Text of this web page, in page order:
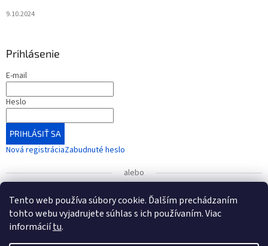
Tento web používa súbory cookie. Ďalším prechádzaním
tohto webu vyjadrujete súhlas s ich používaním. Viac
informáciítu.
UPOZORNENIE
bankového účtu, ktorá nadobudla platnosť od 1. januára
9.10.2024
Prihlásenie
E-mail
Heslo
PRIHLÁSIŤ SA
Nová registráciaZabudnuté heslo
alebo
Prihlásiť sa cez Google